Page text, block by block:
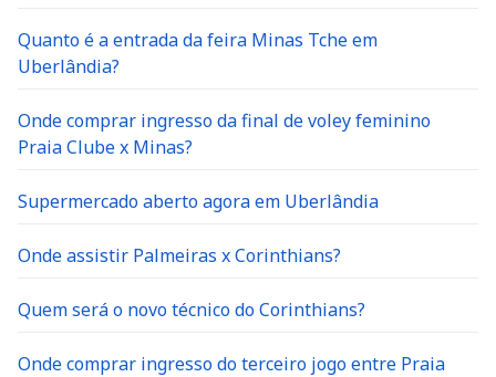
Quanto é a entrada da feira Minas Tche em
Uberlândia?
Onde comprar ingresso da final de voley feminino
Praia Clube x Minas?
Supermercado aberto agora em Uberlândia
Onde assistir Palmeiras x Corinthians?
Quem será o novo técnico do Corinthians?
Onde comprar ingresso do terceiro jogo entre Praia